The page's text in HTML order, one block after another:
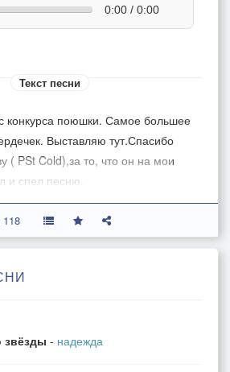
0:00 / 0:00
Текст песни
конкурса поюшки. Самое большее
Выставляю тут.Спасибо
( PSt Cold),за то, что он на мои
и спел песню.
118
звёзды - надежда